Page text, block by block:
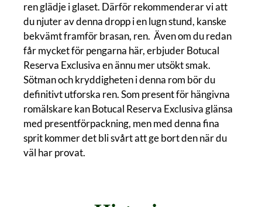
ren glädje i glaset. Därför rekommenderar vi att
du njuter av denna dropp i en lugn stund, kanske
bekvämt framför brasan, ren. Även om du redan
får mycket för pengarna här, erbjuder Botucal
Reserva Exclusiva en ännu mer utsökt smak.
Sötman och kryddigheten i denna rom bör du
definitivt utforska ren. Som present för hängivna
romälskare kan Botucal Reserva Exclusiva glänsa
med presentförpackning, men med denna fina
sprit kommer det bli svårt att ge bort den när du
väl har provat.